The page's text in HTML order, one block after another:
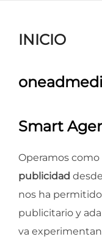
INICIO
Smart
Operamos como
publicidad
nos ha
publicitario y
va